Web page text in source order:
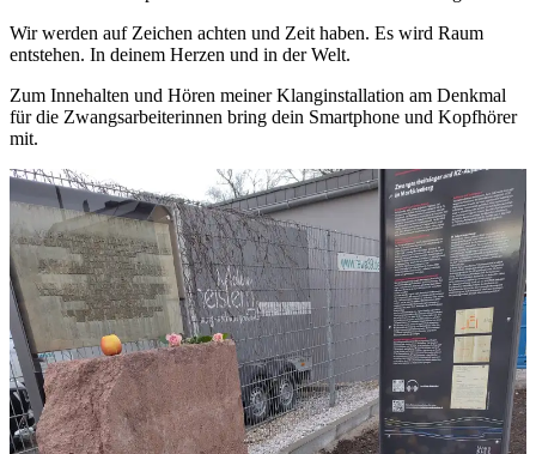
Wir werden auf Zeichen achten und Zeit haben. Es wird Raum
entstehen. In deinem Herzen und in der Welt.
Zum Innehalten und Hören meiner Klanginstallation am Denkmal
für die Zwangsarbeiterinnen bring dein Smartphone und Kopfhörer
mit.